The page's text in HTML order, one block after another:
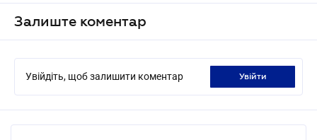
Залиште коментар
Увійдіть, щоб залишити коментар увійти